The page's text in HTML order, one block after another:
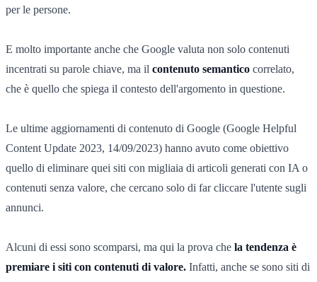
per le persone.
E molto importante anche che Google valuta non solo contenuti
incentrati su parole chiave, ma il contenuto semantico correlato,
che è quello che spiega il contesto dell'argomento in questione.
Le ultime aggiornamenti di contenuto di Google (Google Helpful
Content Update 2023, 14/09/2023) hanno avuto come obiettivo
quello di eliminare quei siti con migliaia di articoli generati con IA o
contenuti senza valore, che cercano solo di far cliccare l'utente sugli
annunci.
Alcuni di essi sono scomparsi, ma qui la prova che la tendenza è
premiare i siti con contenuti di valore. Infatti, anche se sono siti di